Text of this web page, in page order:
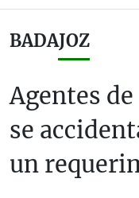
BADAJOZ
Agentes
se
un